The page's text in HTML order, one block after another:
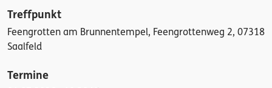
Treffpunkt
Feengrotten am Brunnentempel, Feengrottenweg 2, 07318
Saalfeld
Termine